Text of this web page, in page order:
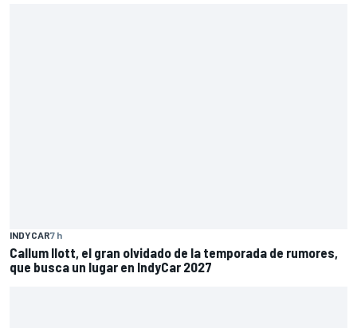
INDYCAR7 h
Callum Ilott, el gran olvidado de la temporada de rumores,
que busca un lugar en IndyCar 2027